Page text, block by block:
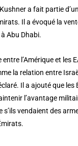
a fait partie d’un
Il a évoqué la
Abu Dhabi.
l’Amérique et les
la relation entre
Il a ajouté que les
l’avantage
s’ils vendaient des